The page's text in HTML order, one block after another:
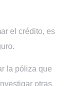
el crédito, es
la póliza que
otras